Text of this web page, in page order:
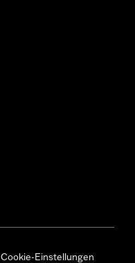
Cookie-Einstellungen